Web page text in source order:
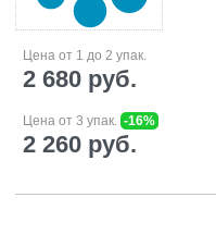
Цена от 1 до 2 упак.
2 680 руб.
Цена от 3 упак. -16%
2 260 руб.